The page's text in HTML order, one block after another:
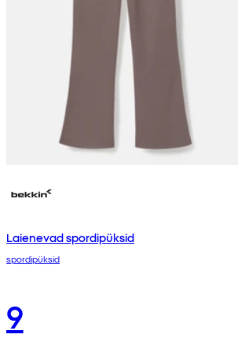
Laienevad spordipüksid
spordipüksid
9